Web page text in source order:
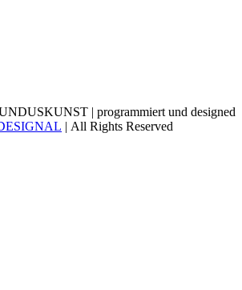
| programmiert und designed
| All Rights Reserved